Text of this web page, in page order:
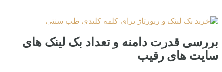
بررسی قدرت دامنه و تعداد بک لینک های
سایت های رقیب